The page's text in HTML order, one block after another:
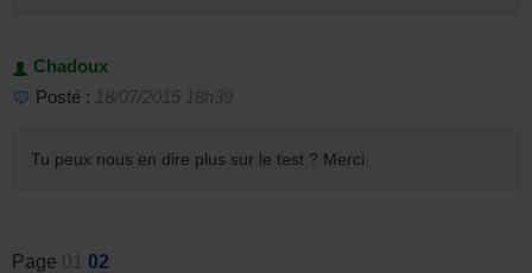
Chadoux
Posté : 18/07/2015 18h39
Tu peux nous en dire plus sur le test ? Merci
Page 01 02